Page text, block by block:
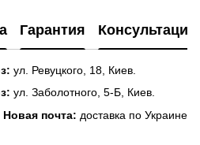
Гарантия Консультация
ул. Ревуцкого, 18, Киев.
ул. Заболотного, 5-Б, Киев.
Новая почта: доставка по Украине